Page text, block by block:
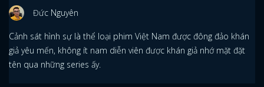
Đức Nguyên
Cảnh sát hình sự là thể loại phim Việt Nam được đông đảo khán
giả yêu mến, không ít nam diễn viên được khán giả nhớ mặt đặt
tên qua những series ấy.